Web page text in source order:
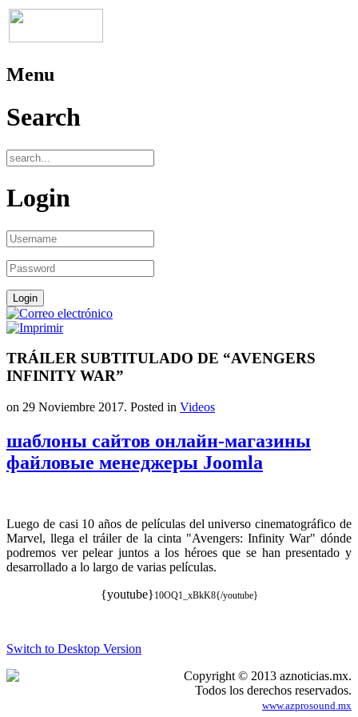
Menu
Search
Login
TRÁILER SUBTITULADO DE “AVENGERS
INFINITY WAR”
on 29 Noviembre 2017. Posted in Videos
шаблоны сайтов онлайн-магазины
файловые менеджеры Joomla
Luego de casi 10 años de películas del universo cinematográfico de
Marvel, llega el tráiler de la cinta "Avengers: Infinity War" dónde
podremos ver pelear juntos a los héroes que se han presentado y
desarrollado a lo largo de varias películas.
{youtube}10OQ1_xBkK8{/youtube}
Switch to Desktop Version
Copyright © 2013 aznoticias.mx.
Todos los derechos reservados.
www.azprosound.mx